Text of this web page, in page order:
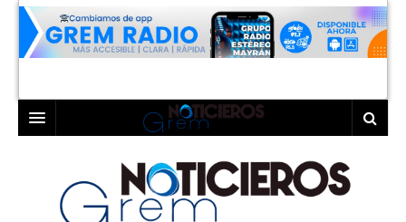
LAGUNA